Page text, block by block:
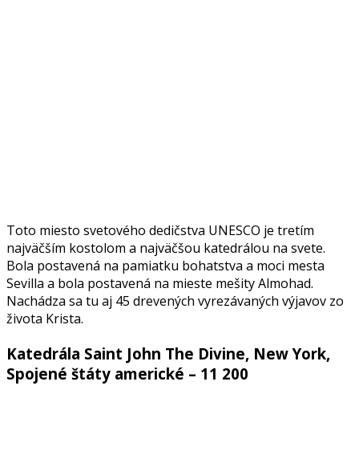
Toto miesto svetového dedičstva UNESCO je tretím
najväčším kostolom a najväčšou katedrálou na svete.
Bola postavená na pamiatku bohatstva a moci mesta
Sevilla a bola postavená na mieste mešity Almohad.
Nachádza sa tu aj 45 drevených vyrezávaných výjavov zo
života Krista.
Katedrála Saint John The Divine, New York,
Spojené štáty americké – 11 200